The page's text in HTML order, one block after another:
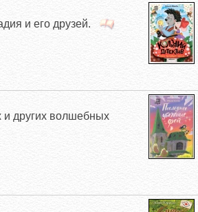
и его друзей.
и других волшебных